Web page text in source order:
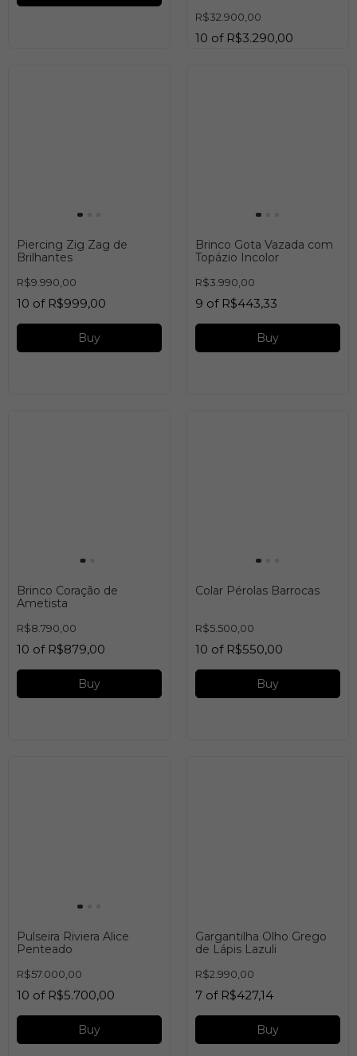
R$32.900,00
10 of R$3.290,00
Piercing Zig Zag de
Brilhantes
R$9.990,00
10 of R$999,00
Buy
Brinco Gota Vazada com
Topázio Incolor
R$3.990,00
9 of R$443,33
Buy
Brinco Coração de
Ametista
R$8.790,00
10 of R$879,00
Buy
Colar Pérolas Barrocas
R$5.500,00
10 of R$550,00
Buy
Pulseira Riviera Alice
Penteado
R$57.000,00
10 of R$5.700,00
Buy
Gargantilha Olho Grego
de Lápis Lazuli
R$2.990,00
7 of R$427,14
Buy